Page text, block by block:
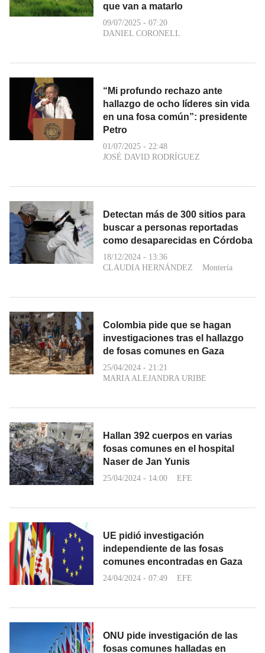
que van a matarlo
09/07/2025 - 07:20
DANIEL CORONELL
“Mi profundo rechazo ante
hallazgo de ocho líderes sin vida
en una fosa común”: presidente
Petro
01/07/2025 - 22:48
JOSÉ DAVID RODRÍGUEZ
Detectan más de 300 sitios para
buscar a personas reportadas
como desaparecidas en Córdoba
18/12/2024 - 13:36
CLAUDIA HERNÁNDEZ
Montería
Colombia pide que se hagan
investigaciones tras el hallazgo
de fosas comunes en Gaza
25/04/2024 - 21:21
MARIA ALEJANDRA URIBE
Hallan 392 cuerpos en varias
fosas comunes en el hospital
Naser de Jan Yunis
25/04/2024 - 14:00 EFE
UE pidió investigación
independiente de las fosas
comunes encontradas en Gaza
24/04/2024 - 07:49 EFE
ONU pide investigación de las
fosas comunes halladas en